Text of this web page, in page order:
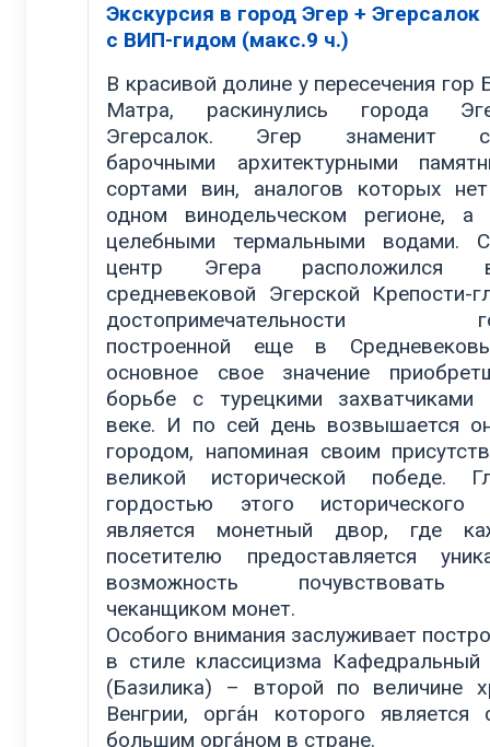
Экскурсия в город Эгер + Эгерсалок
с ВИП-гидом (макс.9 ч.)
В красивой долине у пересечения гор
Матра, раскинулись города
Эгерсалок. Эгер знаменит
барочными архитектурными
сортами вин, аналогов которых
одном винодельческом регионе, а
целебными термальными водами.
центр Эгера расположился
средневековой Эгерской Крепости-
достопримечательности
построенной еще в
основное свое значение
борьбе с турецкими
веке. И по сей день возвышается
городом, напоминая своим
великой исторической победе.
гордостью этого исторического
является монетный двор, где
посетителю предоставляется
возможность почувствовать
чеканщиком монет.
Особого внимания заслуживает
в стиле классицизма Кафедральный
(Базилика) – второй по величине
Венгрии, оргáн которого является
большим оргáном в стране.